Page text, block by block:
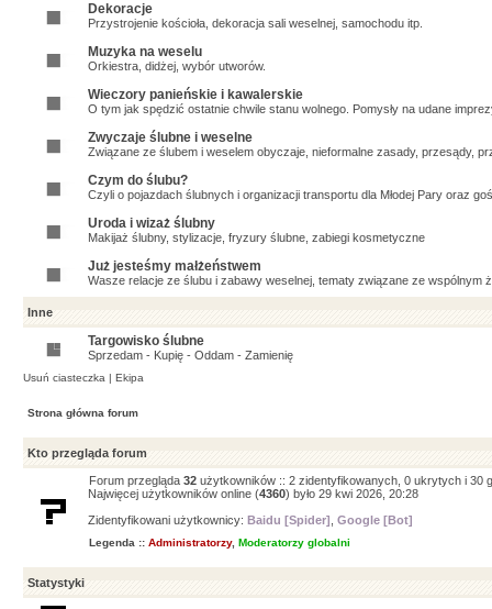
Dekoracje
Przystrojenie kościoła, dekoracja sali weselnej, samochodu itp.
Muzyka na weselu
Orkiestra, didżej, wybór utworów.
Wieczory panieńskie i kawalerskie
O tym jak spędzić ostatnie chwile stanu wolnego. Pomysły na udane
Zwyczaje ślubne i weselne
Związane ze ślubem i weselem obyczaje, nieformalne zasady, przesądy,
Czym do ślubu?
Czyli o pojazdach ślubnych i organizacji transportu dla Młodej Pary oraz
Uroda i wizaż ślubny
Makijaż ślubny, stylizacje, fryzury ślubne, zabiegi kosmetyczne
Już jesteśmy małżeństwem
Wasze relacje ze ślubu i zabawy weselnej, tematy związane ze wspólnym
Inne
Targowisko ślubne
Sprzedam - Kupię - Oddam - Zamienię
Usuń ciasteczka | Ekipa
Strona główna forum
Kto przegląda forum
Forum przegląda 32 użytkowników :: 2 zidentyfikowanych, 0 ukrytych i 30
Najwięcej użytkowników online (4360) było 29 kwi 2026, 20:28
Zidentyfikowani użytkownicy: Baidu [Spider] Google [Bot]
Legenda :: Administratorzy, Moderatorzy globalni
Statystyki